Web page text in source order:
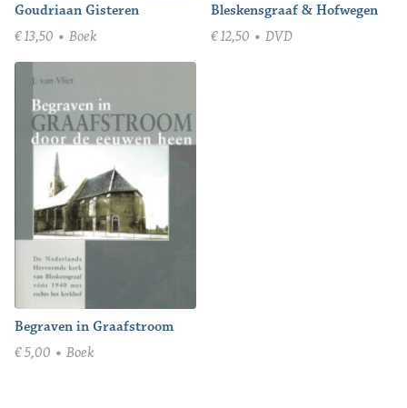
Goudriaan Gisteren
€13,50 Boek
Bleskensgraaf & Hofwegen
€12,50 DVD
Begraven in Graafstroom
€5,00 Boek